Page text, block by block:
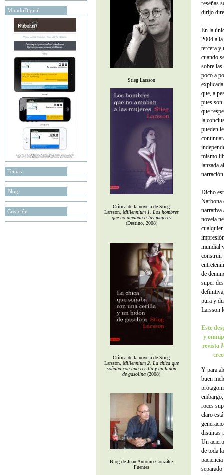
MundoDigital
Temas
Blog
Creación
Stieg Larsson
Crítica de la novela de Stieg
Larsson,
Millennium 1. Los hombres
que no amaban a las mujeres
(Destino, 2008)
Crítica de la novela de Stieg
Larsson,
Millennium 2. La chica que
soñaba con una cerilla y un bidón
de gasolina (2008)
Blog de Juan Antonio González
Fuentes
reseñas
dirijo
En la
2004 a
tercera y
cuando
sobre las
poco a
que, a
pues
que
la
pueden
mismo
lanzada
Dicho
Narbona
narrativa
novela
mundial
construir
de
super
pura y
Larsson
Este
y
revista
Y para
buen
roces
claro
distintas
Un
de toda